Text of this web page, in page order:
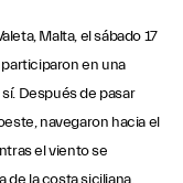
Malta, el sábado 17
participaron en una
Después de pasar
navegaron hacia el
el viento se